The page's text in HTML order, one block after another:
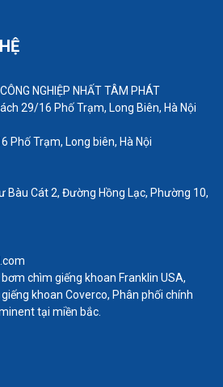
từ được sử dụng rộng rãi
công nghiệp hóa chất, khai
khác.
NGHIỆP NHẤT TÂM PHÁT
29/16 Phố Trạm, Long Biên, Hà Nội
Phố Trạm, Long biên, Hà Nội
Bàu Cát 2, Đường Hồng Lạc, Phường 10,
chìm giếng khoan Franklin USA,
khoan Coverco, Phân phối chính
tại miền bắc.